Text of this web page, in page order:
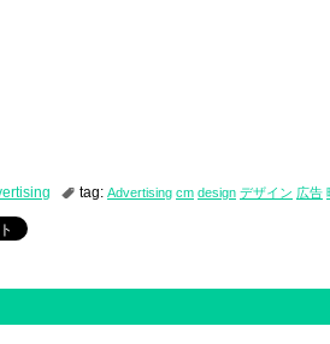
tag: Advertising cm design デザイン 広告